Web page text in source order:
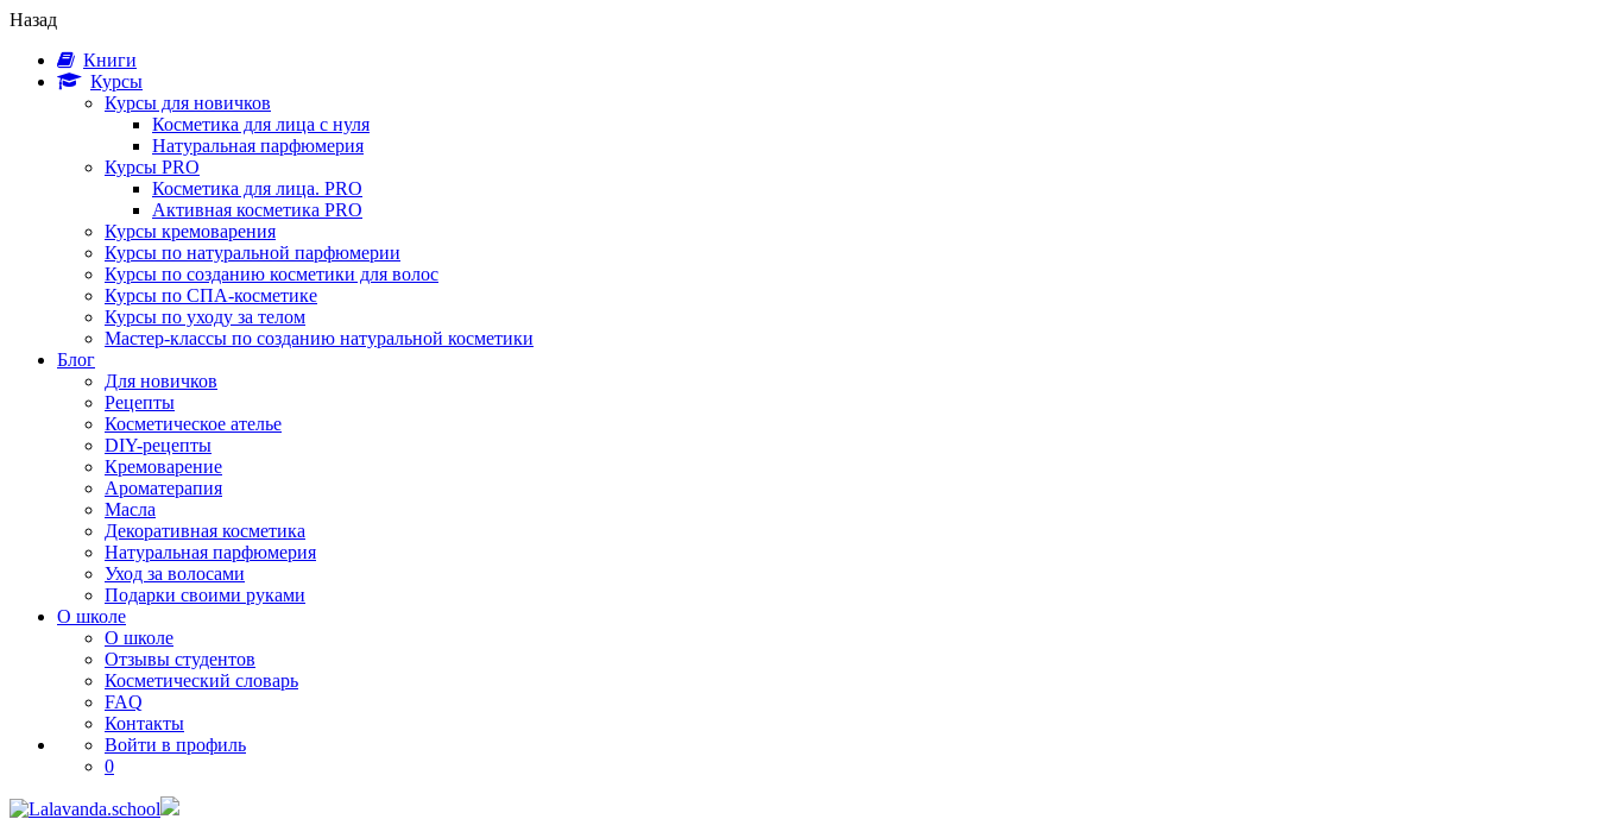
Назад
Книги
Курсы
Курсы для новичков
Косметика для лица с нуля
Натуральная парфюмерия
Курсы PRO
Косметика для лица. PRO
Активная косметика PRO
Курсы кремоварения
Курсы по натуральной парфюмерии
Курсы по созданию косметики для волос
Курсы по СПА-косметике
Курсы по уходу за телом
Мастер-классы по созданию натуральной косметики
Блог
Для новичков
Рецепты
Косметическое ателье
DIY-рецепты
Кремоварение
Ароматерапия
Масла
Декоративная косметика
Натуральная парфюмерия
Уход за волосами
Подарки своими руками
О школе
О школе
Отзывы студентов
Косметический словарь
FAQ
Контакты
Войти в профиль
0